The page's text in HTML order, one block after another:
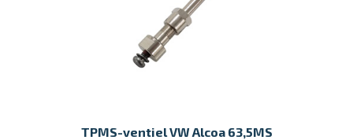
TPMS-ventiel VW Alcoa 63,5MS